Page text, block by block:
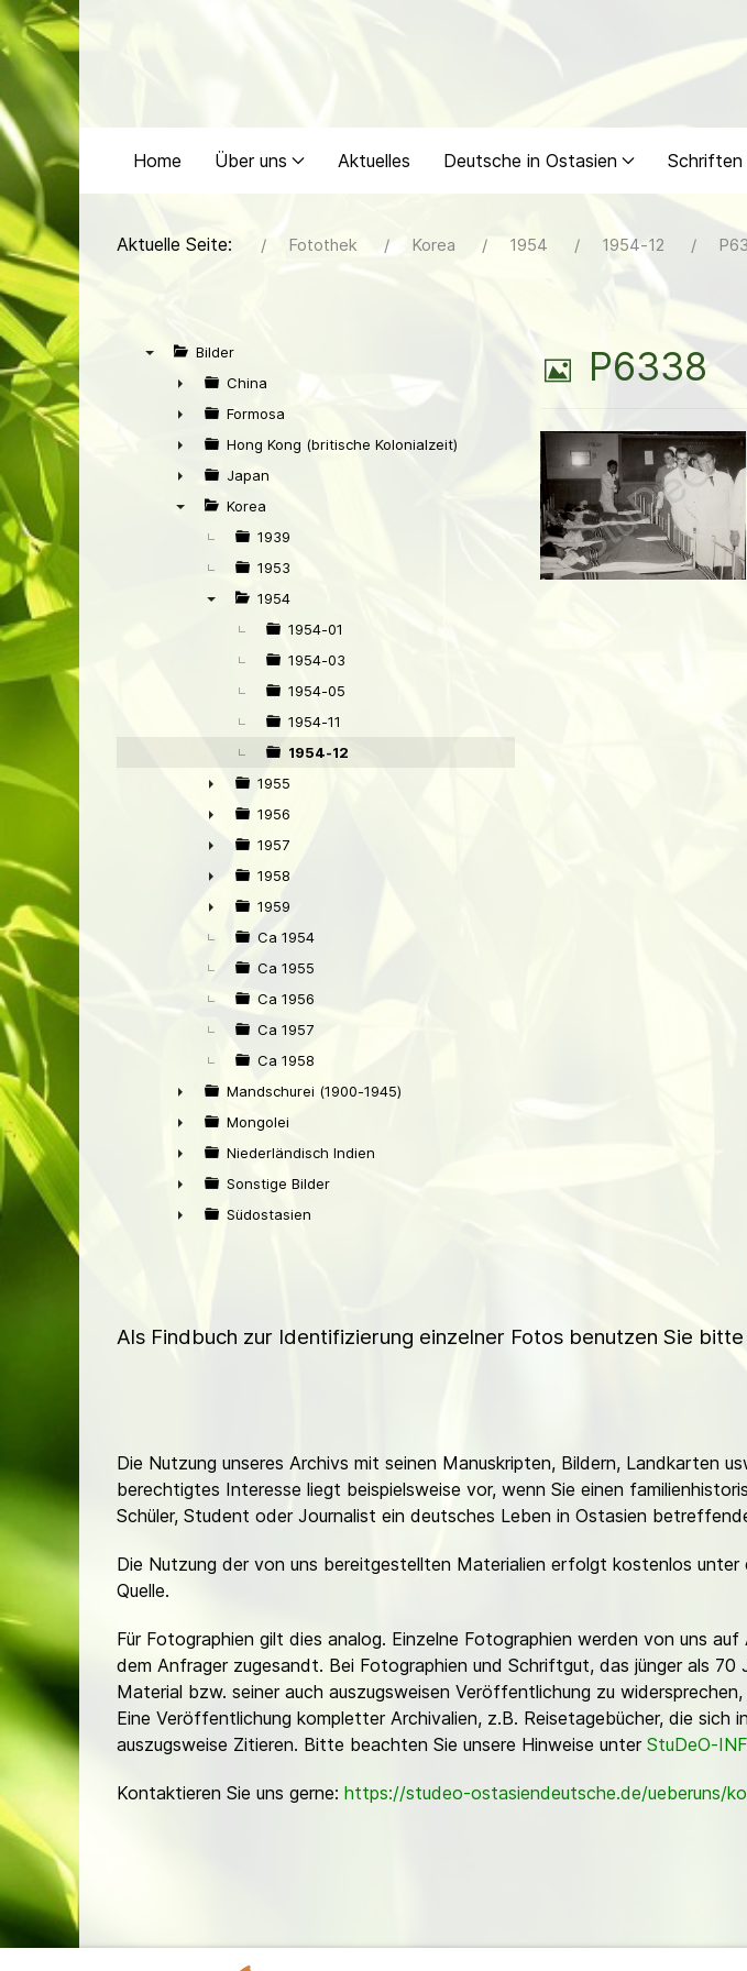
Home Über uns Aktuelles Deutsche in Ostasien Schriften
Aktuelle Seite: Fotothek Korea 1954 1954-12
Bilder
►
China
►
Formosa
►
Hong Kong (britische Kolonialzeit)
►
Japan
Korea
1939
1953
1954
1954-01
1954-03
1954-05
1954-11
1954-12
►
1955
►
1956
►
1957
►
1958
►
1959
Ca 1954
Ca 1955
Ca 1956
Ca 1957
Ca 1958
►
Mandschurei (1900-1945)
►
Mongolei
►
Niederländisch Indien
►
Sonstige Bilder
Südostasien
B
i
l
d
P6338
Als Findbuch zur Identifizierung einzelner Fotos benutzen Sie
Die Nutzung unseres Archivs mit seinen Manuskripten, Bildern, Landkarten
berechtigtes Interesse liegt beispielsweise vor, wenn Sie einen
Schüler, Student oder Journalist ein deutsches Leben in Ostasien
Die Nutzung der von uns bereitgestellten Materialien erfolgt kostenlos
Quelle.
Für Fotographien gilt dies analog. Einzelne Fotographien werden von uns auf
dem Anfrager zugesandt. Bei Fotographien und Schriftgut, das jünger als
Material bzw. seiner auch auszugsweisen Veröffentlichung zu
Eine Veröffentlichung kompletter Archivalien, z.B. Reisetagebücher, die
auszugsweise Zitieren. Bitte beachten Sie unsere Hinweise unter StuDeO-
Kontaktieren Sie uns gerne: https://studeo-ostasiendeutsche.de/ueberuns/